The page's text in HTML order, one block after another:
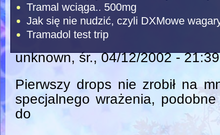
Tramal wciąga.. 500mg
Jak się nie nudzić, czyli DXMowe
Tramadol test trip
unknown, śr., 04/12/2002 - 21:39
Pierwszy drops nie zrobił na
specjalnego wrażenia,
do